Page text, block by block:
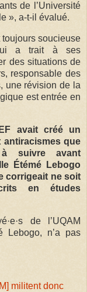
de l’Université
», a-t-il évalué.
toujours soucieuse
a trait à ses
des situations de
responsable des
une révision de la
est entrée en
avait créé un
antiracismes que
suivre avant
Étémé Lebogo
corrigeait ne soit
en études
de l’UQAM
Lebogo, n’a pas
militent donc